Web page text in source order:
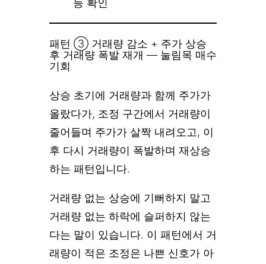
등 확인
패턴 ③ 거래량 감소 + 주가 상승
후 거래량 폭발 재개 — 눌림목 매수
기회
상승 초기에 거래량과 함께 주가가
올랐다가, 조정 구간에서 거래량이
줄어들며 주가가 살짝 내려오고, 이
후 다시 거래량이 폭발하며 재상승
하는 패턴입니다.
거래량 없는 상승에 기뻐하지 말고
거래량 없는 하락에 슬퍼하지 않는
다는 말이 있습니다. 이 패턴에서 거
래량이 적은 조정은 나쁜 신호가 아